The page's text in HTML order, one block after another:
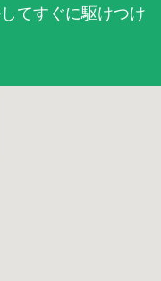
てすぐに駆けつけ